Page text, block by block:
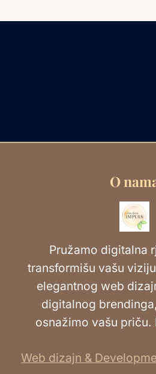
O
Pružamo digitalna
transformišu vašu
elegantnog web
digitalnog
osnažimo vašu priču.
Web dizajn &